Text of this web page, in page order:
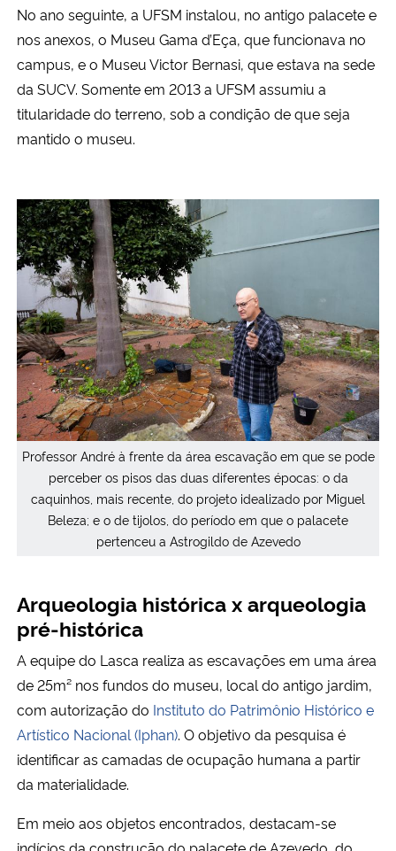
No ano seguinte, a UFSM instalou, no antigo palacete e
nos anexos, o Museu Gama d’Eça, que funcionava no
campus, e o Museu Victor Bernasi, que estava na sede
da SUCV. Somente em 2013 a UFSM assumiu a
titularidade do terreno, sob a condição de que seja
mantido o museu.
Professor André à frente da área escavação em que se pode
perceber os pisos das duas diferentes épocas: o da
caquinhos, mais recente, do projeto idealizado por Miguel
Beleza; e o de tijolos, do período em que o palacete
pertenceu a Astrogildo de Azevedo
Arqueologia histórica x arqueologia
pré-histórica
A equipe do Lasca realiza as escavações em uma área
de 25m² nos fundos do museu, local do antigo jardim,
com autorização do Instituto do Patrimônio Histórico e
Artístico Nacional (Iphan). O objetivo da pesquisa é
identificar as camadas de ocupação humana a partir
da materialidade.
Em meio aos objetos encontrados, destacam-se